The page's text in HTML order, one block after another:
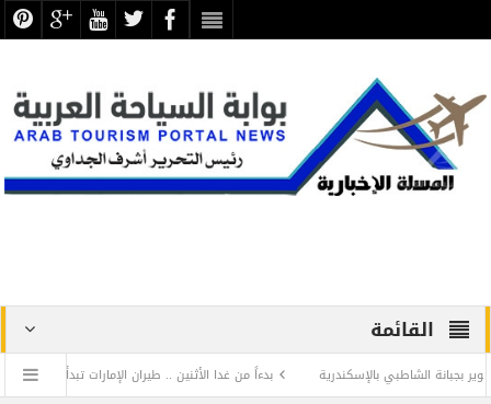
القائمة
بالإسكندرية
بدءاً من غدا الأثنين .. طيران الإمارات تبدأ في استخدام